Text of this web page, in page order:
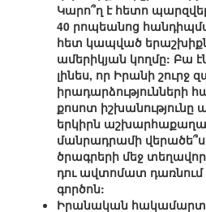
Կարո՞ղ է հետո
40 րոպեանոց
հետ կապված
ամերիկյան կողմը: Բա
լինես, որ Իրանի շուրջ
իրադարձությունների
քոսոտ իշխանությունը
երկիրն
մանրադրամի
ծրագրերի մեջ
դու ավտոմատ
գործոն:
Իրանական